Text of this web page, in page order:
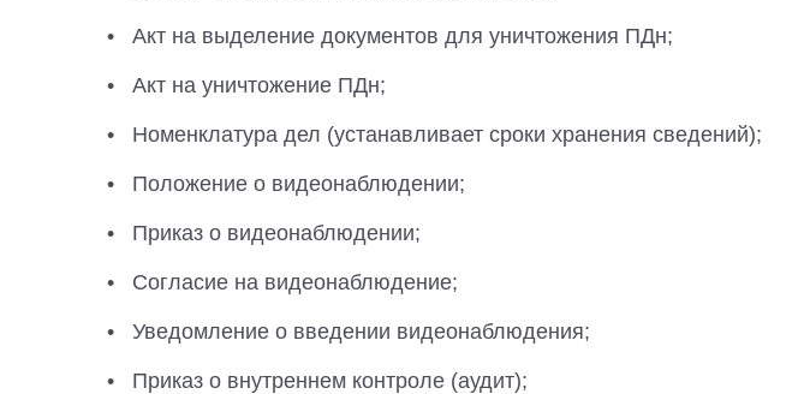
Акт на выделение документов для уничтожения ПДн;
Акт на уничтожение ПДн;
Номенклатура дел (устанавливает сроки хранения сведений);
Положение о видеонаблюдении;
Приказ о видеонаблюдении;
Согласие на видеонаблюдение;
Уведомление о введении видеонаблюдения;
Приказ о внутреннем контроле (аудит);